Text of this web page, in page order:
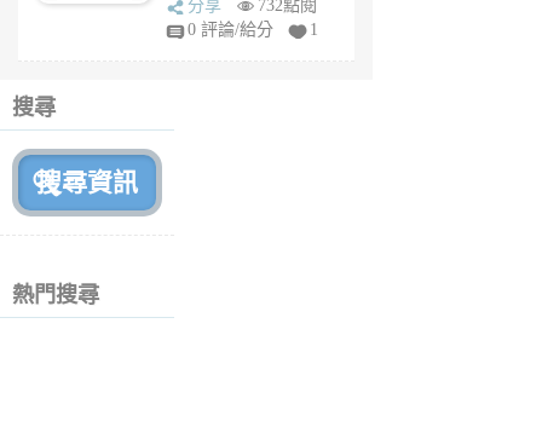
fy
分享
732點閱
0 評論/給分
1
搜尋
熱門搜尋